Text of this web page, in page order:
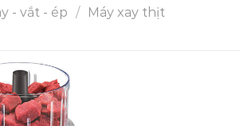
- vắt - ép / Máy xay thịt